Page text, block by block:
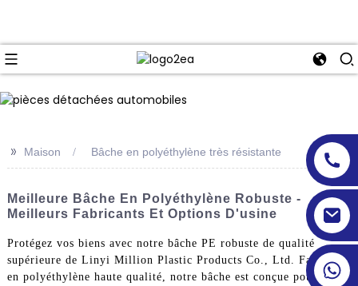
>> Maison Bâche en polyéthylène très résistante
Meilleure Bâche En Polyéthylène Robuste -
Meilleurs Fabricants Et Options D'usine
Protégez vos biens avec notre bâche PE robuste de qualité
supérieure de Linyi Million Plastic Products Co., Ltd. Fabriquée
en polyéthylène haute qualité, notre bâche est conçue pour